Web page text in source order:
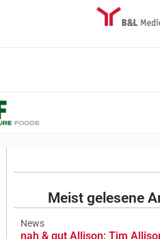
Meist gelesene
News
nah & gut Allison: Tim